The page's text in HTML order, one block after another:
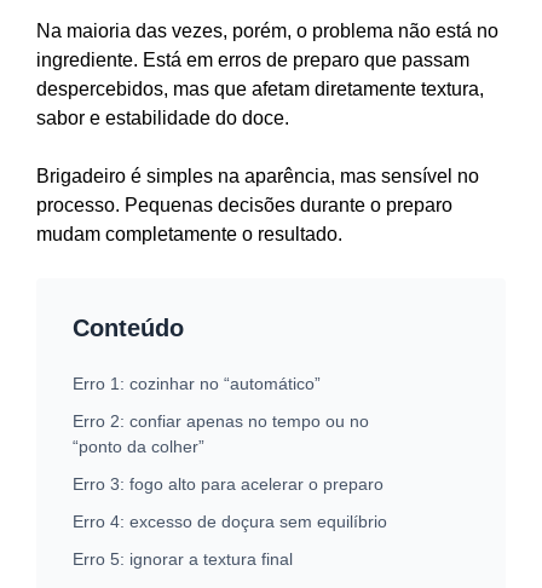
Na maioria das vezes, porém, o problema não está no
ingrediente. Está em erros de preparo que passam
despercebidos, mas que afetam diretamente textura,
sabor e estabilidade do doce.
Brigadeiro é simples na aparência, mas sensível no
processo. Pequenas decisões durante o preparo
mudam completamente o resultado.
Conteúdo
Erro 1: cozinhar no “automático”
Erro 2: confiar apenas no tempo ou no
“ponto da colher”
Erro 3: fogo alto para acelerar o preparo
Erro 4: excesso de doçura sem equilíbrio
Erro 5: ignorar a textura final